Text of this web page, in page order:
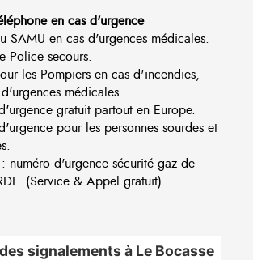
en cas d'urgence
SAMU en cas d'urgences médicales.
Police secours.
les Pompiers en cas d'incendies,
médicales.
gratuit partout en Europe.
pour les personnes sourdes et
d'urgence sécurité gaz de
(Service & Appel gratuit)
signalements à Le Bocasse